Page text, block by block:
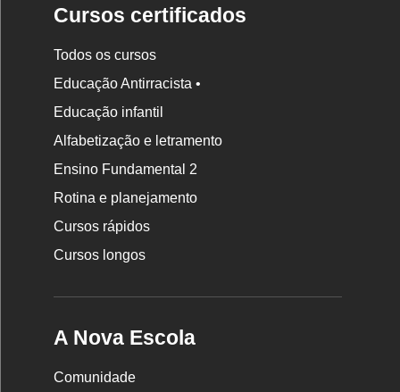
Cursos certificados
Todos os cursos
Educação Antirracista •
Educação infantil
Alfabetização e letramento
Ensino Fundamental 2
Rotina e planejamento
Cursos rápidos
Cursos longos
A Nova Escola
Comunidade